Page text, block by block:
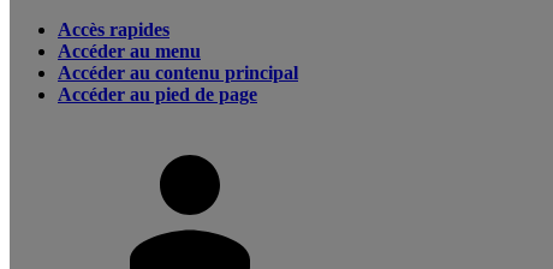
Accès rapides
Accéder au menu
Accéder au contenu principal
Accéder au pied de page